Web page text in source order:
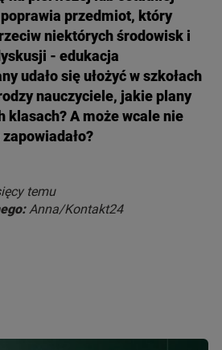
przedmiot, który
niektórych środowisk i
- edukacja
udało się ułożyć w szkołach
nauczyciele, jakie plany
klasach? A może wcale nie
temu
Anna/Kontakt24